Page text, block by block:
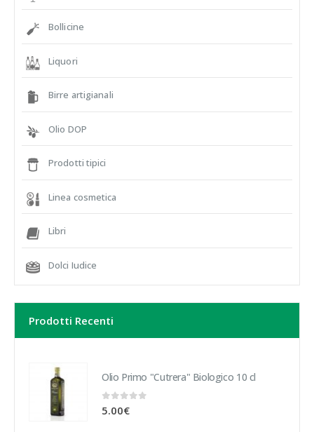
Bollicine
Liquori
Birre artigianali
Olio DOP
Prodotti tipici
Linea cosmetica
Libri
Dolci Iudice
Prodotti Recenti
Olio Primo "Cutrera" Biologico 10 cl
0 Su 5
5.00€